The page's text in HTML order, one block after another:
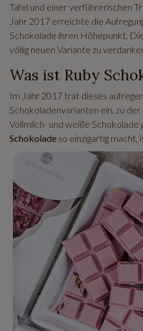
Tafel und einer verführerischen
Jahr 2017 erreichte die
Schokolade ihren Höhepunkt.
völlig neuen Variante zu
Was ist Ruby
Im Jahr 2017 trat dieses
Schokoladenvarianten ein, zu
Vollmilch- und weiße Schokolade
Schokolade so einzigartig macht,